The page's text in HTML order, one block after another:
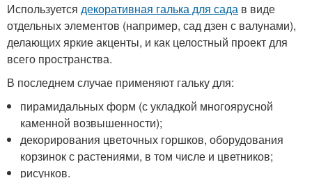
Используется декоративная галька для сада в виде
отдельных элементов (например, сад дзен с валунами),
делающих яркие акценты, и как целостный проект для
всего пространства.
В последнем случае применяют гальку для:
пирамидальных форм (с укладкой многоярусной
каменной возвышенности);
декорирования цветочных горшков, оборудования
корзинок с растениями, в том числе и цветников;
рисунков.